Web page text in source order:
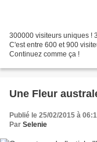
300000 visiteurs uniques !
C'est entre 600 et 900
Continuez comme ça !
Une Fleur
Publié le 25/02/2015 à
Par Selenie